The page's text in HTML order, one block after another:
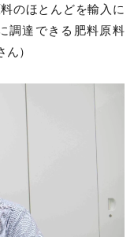
のほとんどを輸入に
調達できる肥料原料
）